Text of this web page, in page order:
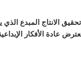
الانتاج المبدع
عادة الأفكار